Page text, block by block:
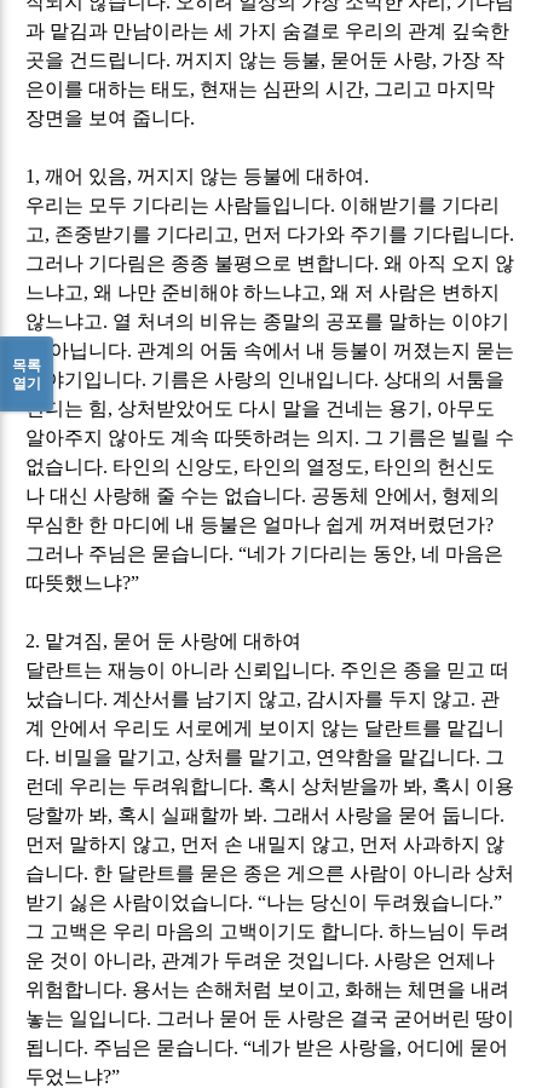
과 맡김과 만남이라는 세 가지 숨결로 우리의 관계 깊숙한
곳을 건드립니다. 꺼지지 않는 등불, 묻어둔 사랑, 가장 작
은이를 대하는 태도, 현재는 심판의 시간, 그리고 마지막
장면을 보여 줍니다.
1,깨어 있음, 꺼지지 않는 등불에 대하여 .
우리는 모두 기다리는 사람들입니다. 이해받기를 기다리
고, 존중받기를 기다리고, 먼저 다가와 주기를 기다립니다.
그러나 기다림은 종종 불평으로 변합니다.왜 아직 오지 않
느냐고,왜 나만 준비해야 하느냐고,왜 저 사람은 변하지
않느냐고. 열 처녀의 비유는 종말의 공포를 말하는 이야기
가 아닙니다. 관계의 어둠 속에서 내 등불이 꺼졌는지 묻는
이야기입니다. 기름은 사랑의 인내입니다.상대의 서툼을
견디는 힘,상처받았어도 다시 말을 건네는 용기 , 아무도
알아주지 않아도 계속 따뜻하려는 의지 . 그 기름은 빌릴 수
없습니다. 타인의 신앙도, 타인의 열정도, 타인의 헌신도
나 대신 사랑해 줄 수는 없습니다. 공동체 안에서 , 형제의
무심한 한 마디에 내 등불은 얼마나 쉽게 꺼져버렸던가?
그러나 주님은 묻습니다. “네가 기다리는 동안, 네 마음은
따뜻했느냐?”
2. 맡겨짐, 묻어 둔 사랑에 대하여
달란트는 재능이 아니라 신뢰입니다. 주인은 종을 믿고 떠
났습니다.계산서를 남기지 않고, 감시자를 두지 않고. 관
계 안에서 우리도 서로에게 보이지 않는 달란트를 맡깁니
다. 비밀을 맡기고,상처를 맡기고, 연약함을 맡깁니다. 그
런데 우리는 두려워합니다. 혹시 상처받을까 봐, 혹시 이용
당할까 봐, 혹시 실패할까 봐. 그래서 사랑을 묻어 둡니다.
먼저 말하지 않고, 먼저 손 내밀지 않고, 먼저 사과하지 않
습니다. 한 달란트를 묻은 종은 게으른 사람이 아니라 상처
받기 싫은 사람이었습니다. “나는 당신이 두려웠습니다.”
그 고백은 우리 마음의 고백이기도 합니다.하느님이 두려
운 것이 아니라, 관계가 두려운 것입니다.사랑은 언제나
위험합니다. 용서는 손해처럼 보이고, 화해는 체면을 내려
놓는 일입니다. 그러나 묻어 둔 사랑은 결국 굳어버린 땅이
됩니다. 주님은 묻습니다. “네가 받은 사랑을, 어디에 묻어
두었느냐?”
목록
열기